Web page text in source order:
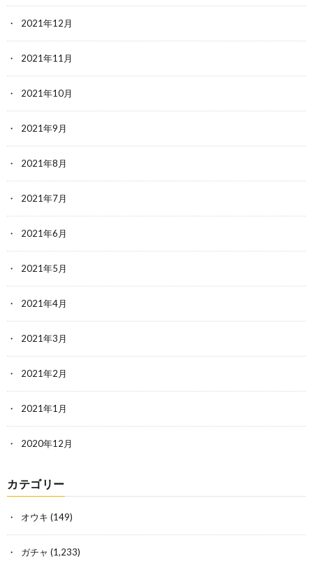
2021年12月
2021年11月
2021年10月
2021年9月
2021年8月
2021年7月
2021年6月
2021年5月
2021年4月
2021年3月
2021年2月
2021年1月
2020年12月
カテゴリー
オウキ (149)
ガチャ (1,233)